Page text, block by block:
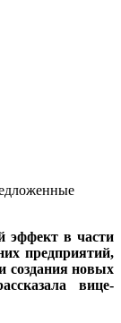
эффект в части
предприятий,
создания новых
вице-